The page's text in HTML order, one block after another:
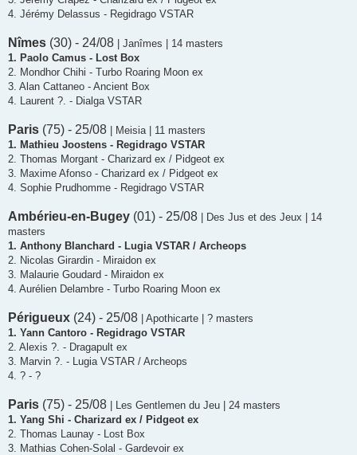
4. Jérémy Delassus - Regidrago VSTAR
Nîmes (30) - 24/08 | Janîmes | 14 masters
1. Paolo Camus - Lost Box
2. Mondhor Chihi - Turbo Roaring Moon ex
3. Alan Cattaneo - Ancient Box
4. Laurent ?. - Dialga VSTAR
Paris (75) - 25/08 | Meisia | 11 masters
1. Mathieu Joostens - Regidrago VSTAR
2. Thomas Morgant - Charizard ex / Pidgeot ex
3. Maxime Afonso - Charizard ex / Pidgeot ex
4. Sophie Prudhomme - Regidrago VSTAR
Ambérieu-en-Bugey (01) - 25/08 | Des Jus et des Jeux | 14
masters
1. Anthony Blanchard - Lugia VSTAR / Archeops
2. Nicolas Girardin - Miraidon ex
3. Malaurie Goudard - Miraidon ex
4. Aurélien Delambre - Turbo Roaring Moon ex
Périgueux (24) - 25/08 | Apothicarte | ? masters
1. Yann Cantoro - Regidrago VSTAR
2. Alexis ?. - Dragapult ex
3. Marvin ?. - Lugia VSTAR / Archeops
4. ? - ?
Paris (75) - 25/08 | Les Gentlemen du Jeu | 24 masters
1. Yang Shi - Charizard ex / Pidgeot ex
2. Thomas Launay - Lost Box
3. Mathias Cohen-Solal - Gardevoir ex